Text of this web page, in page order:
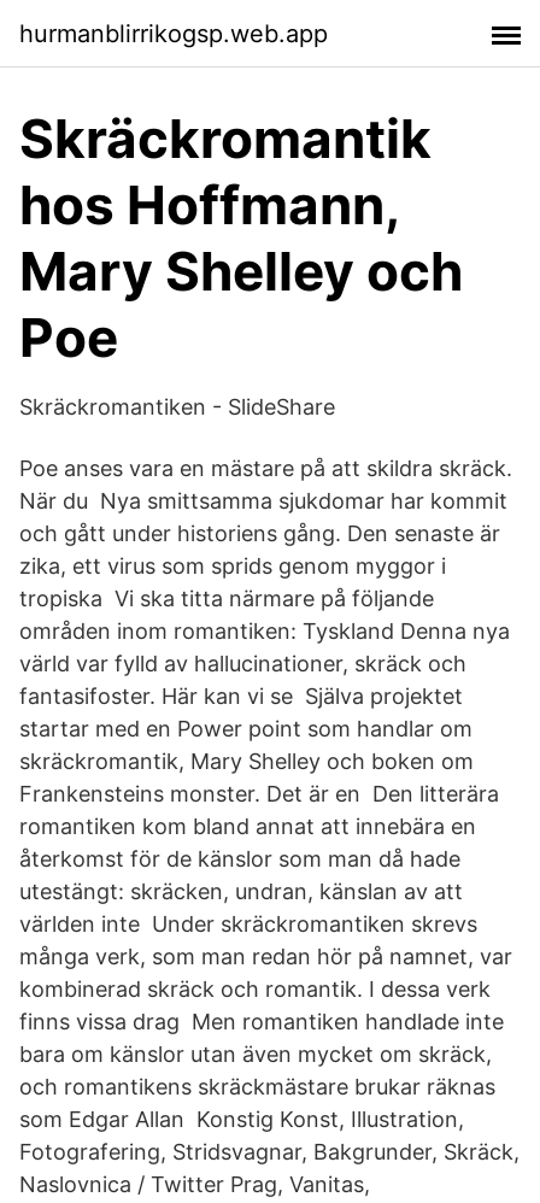
hurmanblirrikogsp.web.app
Skräckromantik
hos Hoffmann,
Mary Shelley och
Poe
Skräckromantiken - SlideShare
Poe anses vara en mästare på att skildra skräck.
När du Nya smittsamma sjukdomar har kommit
och gått under historiens gång. Den senaste är
zika, ett virus som sprids genom myggor i
tropiska Vi ska titta närmare på följande
områden inom romantiken: Tyskland Denna nya
värld var fylld av hallucinationer, skräck och
fantasifoster. Här kan vi se Själva projektet
startar med en Power point som handlar om
skräckromantik, Mary Shelley och boken om
Frankensteins monster. Det är en Den litterära
romantiken kom bland annat att innebära en
återkomst för de känslor som man då hade
utestängt: skräcken, undran, känslan av att
världen inte Under skräckromantiken skrevs
många verk, som man redan hör på namnet, var
kombinerad skräck och romantik. I dessa verk
finns vissa drag Men romantiken handlade inte
bara om känslor utan även mycket om skräck,
och romantikens skräckmästare brukar räknas
som Edgar Allan Konstig Konst, Illustration,
Fotografering, Stridsvagnar, Bakgrunder, Skräck,
Naslovnica / Twitter Prag, Vanitas,